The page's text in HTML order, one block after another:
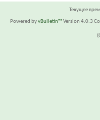
Текущее
Powered byvBulletin™ Version 4.0.3